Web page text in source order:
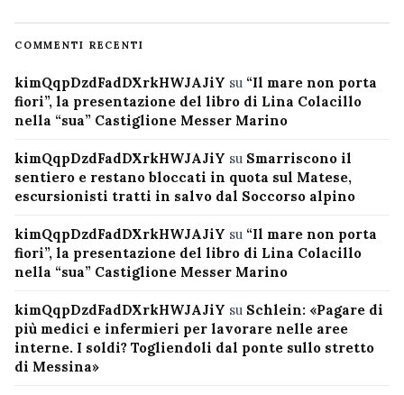
COMMENTI RECENTI
kimQqpDzdFadDXrkHWJAJiY su “Il mare non porta
fiori”, la presentazione del libro di Lina Colacillo
nella “sua” Castiglione Messer Marino
kimQqpDzdFadDXrkHWJAJiY su Smarriscono il
sentiero e restano bloccati in quota sul Matese,
escursionisti tratti in salvo dal Soccorso alpino
kimQqpDzdFadDXrkHWJAJiY su “Il mare non porta
fiori”, la presentazione del libro di Lina Colacillo
nella “sua” Castiglione Messer Marino
kimQqpDzdFadDXrkHWJAJiY su Schlein: «Pagare di
più medici e infermieri per lavorare nelle aree
interne. I soldi? Togliendoli dal ponte sullo stretto
di Messina»